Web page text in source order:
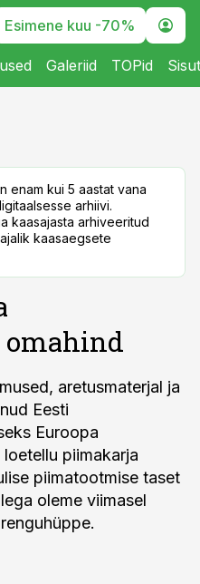
Esimene kuu -70%
Galeriid TOPid
enam kui 5 aastat vana
arhiivi.
kaasajasta arhiveeritud
kaasaegsete
aretusmaterjal ja
Eesti
Euroopa
piimakarja
piimatootmise taset
oleme viimasel